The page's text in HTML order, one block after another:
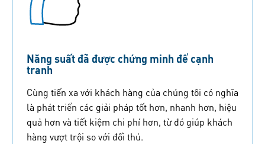
Năng suất đã được chứng minh để cạnh
tranh
Cùng tiến xa với khách hàng của chúng tôi có nghĩa
là phát triển các giải pháp tốt hơn, nhanh hơn, hiệu
quả hơn và tiết kiệm chi phí hơn, từ đó giúp khách
hàng vượt trội so với đối thủ.